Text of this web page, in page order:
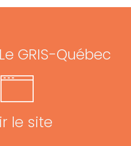
GRIS-Québec
le site